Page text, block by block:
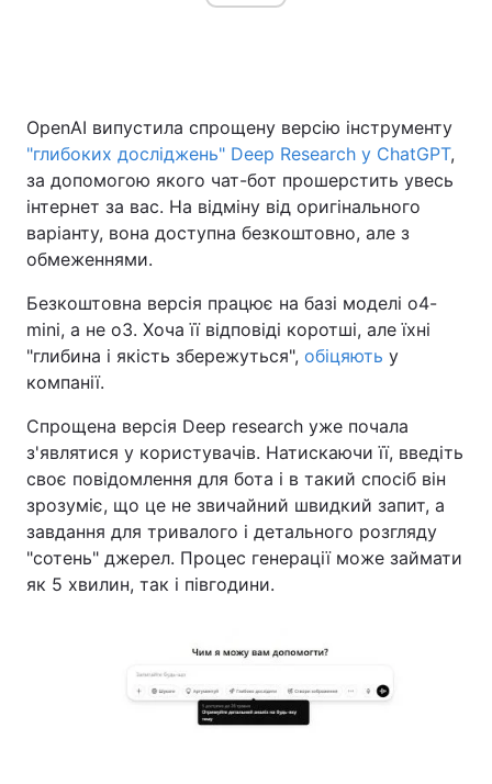
OpenAI випустила спрощену версію інструменту
"глибоких досліджень" Deep Research у ChatGPT,
за допомогою якого чат-бот прошерстить увесь
інтернет за вас. На відміну від оригінального
варіанту, вона доступна безкоштовно, але з
обмеженнями.
Безкоштовна версія працює на базі моделі o4-
mini, а не o3. Хоча її відповіді коротші, але їхні
"глибина і якість збережуться", обіцяють у
компанії.
Спрощена версія Deep research уже почала
з'являтися у користувачів. Натискаючи її, введіть
своє повідомлення для бота і в такий спосіб він
зрозуміє, що це не звичайний швидкий запит, а
завдання для тривалого і детального розгляду
"сотень" джерел. Процес генерації може займати
як 5 хвилин, так і півгодини.